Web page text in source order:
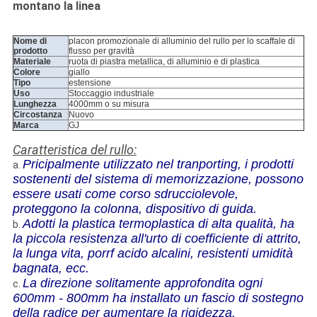
montano la linea
Nome di
prodotto
placon promozionale di alluminio del rullo per lo scaffale di
flusso per gravità
Materiale
ruota di piastra metallica, di alluminio e di plastica
Colore
giallo
Tipo
estensione
Uso
Stoccaggio industriale
Lunghezza
4000mm o su misura
Circostanza
Nuovo
Marca
GJ
Caratteristica del rullo:
a. Pricipalmente utilizzato nel tranporting, i prodotti
sostenenti del sistema di memorizzazione, possono
essere usati come corso sdrucciolevole,
proteggono la colonna, dispositivo di guida.
b.Adotti la plastica termoplastica di alta qualità, ha
la piccola resistenza all'urto di coefficiente di attrito,
la lunga vita, porrf acido alcalini, resistenti umidità
bagnata, ecc.
c. La direzione solitamente approfondita ogni
600mm - 800mm ha installato un fascio di sostegno
della radice per aumentare la rigidezza.